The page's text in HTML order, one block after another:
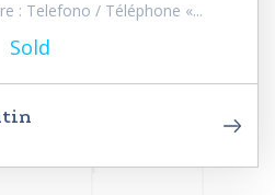
: Telefono / Téléphone «...
Sold